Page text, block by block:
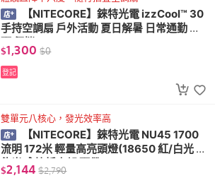
【NITECORE】錸特光電 izzCool™ 30
手持空調扇 戶外活動 夏日解暑 日常通勤 掛
頸 便攜
$1,300 $0
登記
雙單元八核心，發光效率高
【NITECORE】錸特光電 NU45 1700
流明 172米 輕量高亮頭燈(18650 紅/白光 智
能光感 快拆支架 頭帶)
$2,144 $2,790